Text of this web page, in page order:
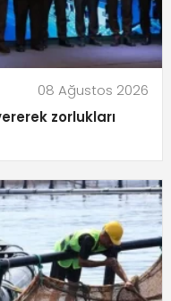
08 Ağustos 2026
zorlukları